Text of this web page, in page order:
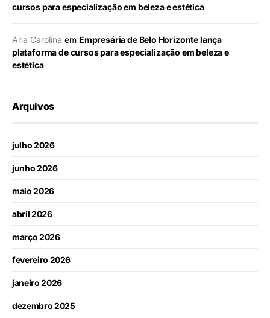
cursos para especialização em beleza e estética
Ana Carolina em Empresária de Belo Horizonte lança
plataforma de cursos para especialização em beleza e
estética
Arquivos
julho 2026
junho 2026
maio 2026
abril 2026
março 2026
fevereiro 2026
janeiro 2026
dezembro 2025